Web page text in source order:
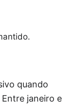
quando
janeiro e